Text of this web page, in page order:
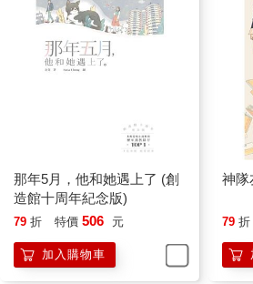
那年5月，他和她遇上了 (創
造館十周年紀念版)
79 折 特價 506 元
加入購物車
神隊
79 折